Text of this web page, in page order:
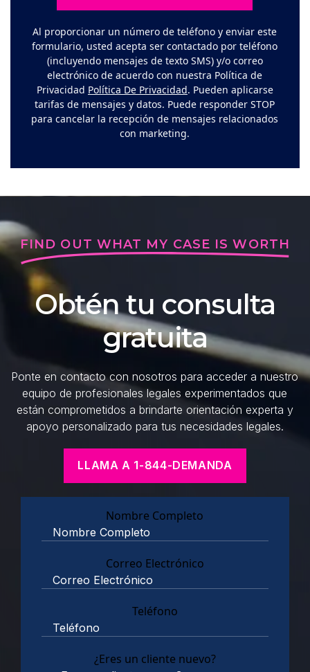
Al proporcionar un número de teléfono y enviar este
formulario, usted acepta ser contactado por teléfono
(incluyendo mensajes de texto SMS) y/o correo
electrónico de acuerdo con nuestra Política de
Privacidad Política De Privacidad. Pueden aplicarse
tarifas de mensajes y datos. Puede responder STOP
para cancelar la recepción de mensajes relacionados
con marketing.
FIND OUT WHAT MY CASE IS WORTH
Obtén tu consulta
gratuita
Ponte en contacto con nosotros para acceder a nuestro
equipo de profesionales legales experimentados que
están comprometidos a brindarte orientación experta y
apoyo personalizado para tus necesidades legales.
LLAMA A 1-844-DEMANDA
Nombre Completo
Correo Electrónico
Teléfono
¿Eres un cliente nuevo?